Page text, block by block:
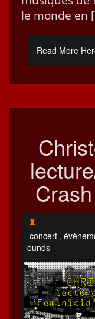
le monde en
Read More
concert ,
ounds